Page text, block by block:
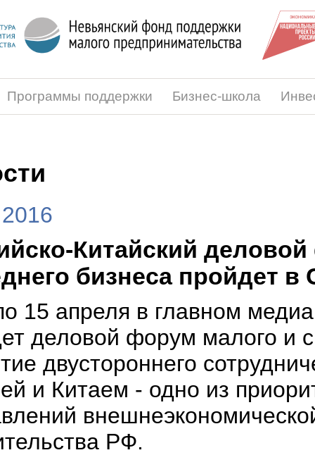
Программы поддержки Бизнес-школа
Китайский
бизнеса пройдет в
15 апреля в главном
деловой форум малого и
двустороннего
и Китаем - одно из
РФ.